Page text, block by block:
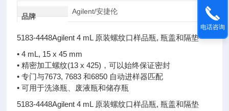
品牌
Agilent/安捷伦
5183-4448Agilent 4 mL 原装螺纹口样品瓶, 瓶盖和隔垫
• 4 mL, 15 x 45 mm
• 精密加工螺纹(13 x 425)，可以始终保证密封
• 专门与7673, 7683 和6850 自动进样器匹配
• 可用于洗涤瓶、废液瓶和储存瓶
5183-4448Agilent 4 mL 原装螺纹口样品瓶, 瓶盖和隔垫
电话咨询